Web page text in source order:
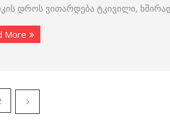
დროს ვითარდება ტკივილი,
More